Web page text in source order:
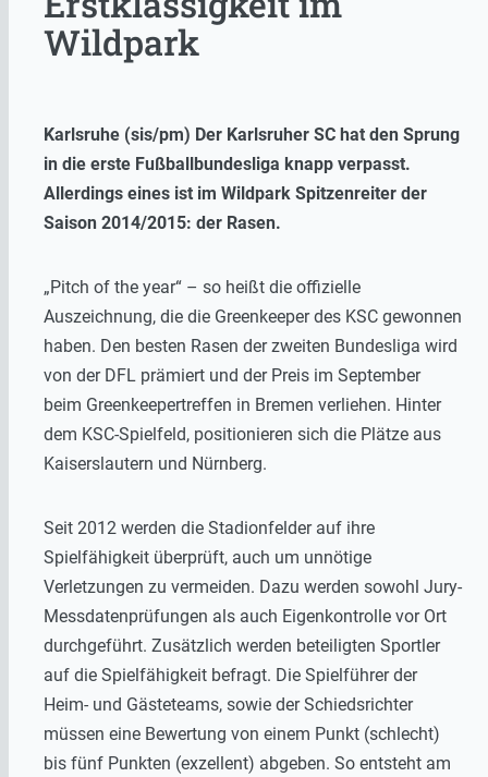
Wildpark
Karlsruhe (sis/pm) Der Karlsruher SC hat den Sprung
in die erste Fußballbundesliga knapp verpasst.
Allerdings eines ist im Wildpark Spitzenreiter der
Saison 2014/2015: der Rasen.
„Pitch of the year“ – so heißt die offizielle
Auszeichnung, die die Greenkeeper des KSC gewonnen
haben. Den besten Rasen der zweiten Bundesliga wird
von der DFL prämiert und der Preis im September
beim Greenkeepertreffen in Bremen verliehen. Hinter
dem KSC-Spielfeld, positionieren sich die Plätze aus
Kaiserslautern und Nürnberg.
Seit 2012 werden die Stadionfelder auf ihre
Spielfähigkeit überprüft, auch um unnötige
Verletzungen zu vermeiden. Dazu werden sowohl Jury-
Messdatenprüfungen als auch Eigenkontrolle vor Ort
durchgeführt. Zusätzlich werden beteiligten Sportler
auf die Spielfähigkeit befragt. Die Spielführer der
Heim- und Gästeteams, sowie der Schiedsrichter
müssen eine Bewertung von einem Punkt (schlecht)
bis fünf Punkten (exzellent) abgeben. So entsteht am